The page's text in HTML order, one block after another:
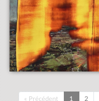
« Précédent 1 2